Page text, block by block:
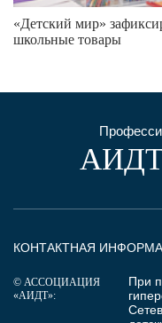
«Детский мир»
школьные товары
КОНТАКТНАЯ
© АССОЦИАЦИЯ
«АИДТ»:
При